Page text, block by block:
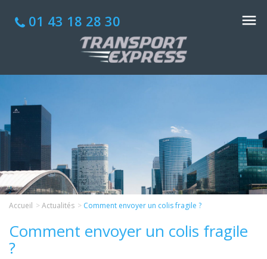
01 43 18 28 30
Accueil Actualités Comment envoyer un colis fragile ?
Comment envoyer un colis fragile
?